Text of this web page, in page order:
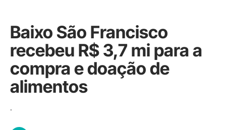
Baixo São Francisco
recebeu R$ 3,7 mi para a
compra e doação de
alimentos
.